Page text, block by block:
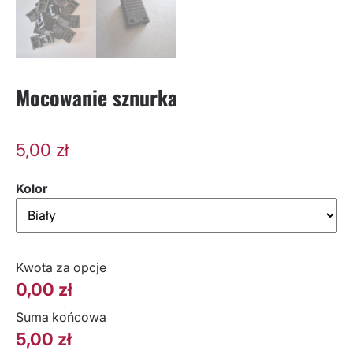
Mocowanie sznurka
5,00 zł
Kolor
Kwota za opcje
0,00 zł
Suma końcowa
5,00 zł